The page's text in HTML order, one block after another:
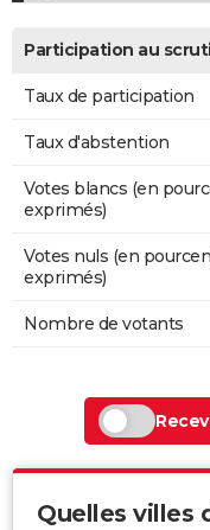
FORUM
Participation au
Taux de participation
Taux d'abstention
Votes blancs (en
exprimés)
Votes nuls (en
exprimés)
Nombre de votants
Quelles villes